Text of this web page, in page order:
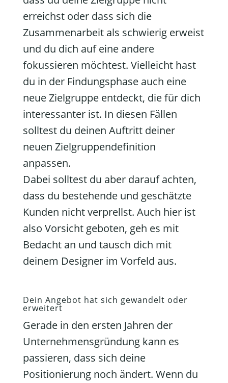
erreichst oder dass sich die
Zusammenarbeit als schwierig erweist
und du dich auf eine andere
fokussieren möchtest. Vielleicht hast
du in der Findungsphase auch eine
neue Zielgruppe entdeckt, die für dich
interessanter ist. In diesen Fällen
solltest du deinen Auftritt deiner
neuen Zielgruppendefinition
anpassen.
Dabei solltest du aber darauf achten,
dass du bestehende und geschätzte
Kunden nicht verprellst. Auch hier ist
also Vorsicht geboten, geh es mit
Bedacht an und tausch dich mit
deinem Designer im Vorfeld aus.
Dein Angebot hat sich gewandelt oder
erweitert
Gerade in den ersten Jahren der
Unternehmensgründung kann es
passieren, dass sich deine
Positionierung noch ändert. Wenn du